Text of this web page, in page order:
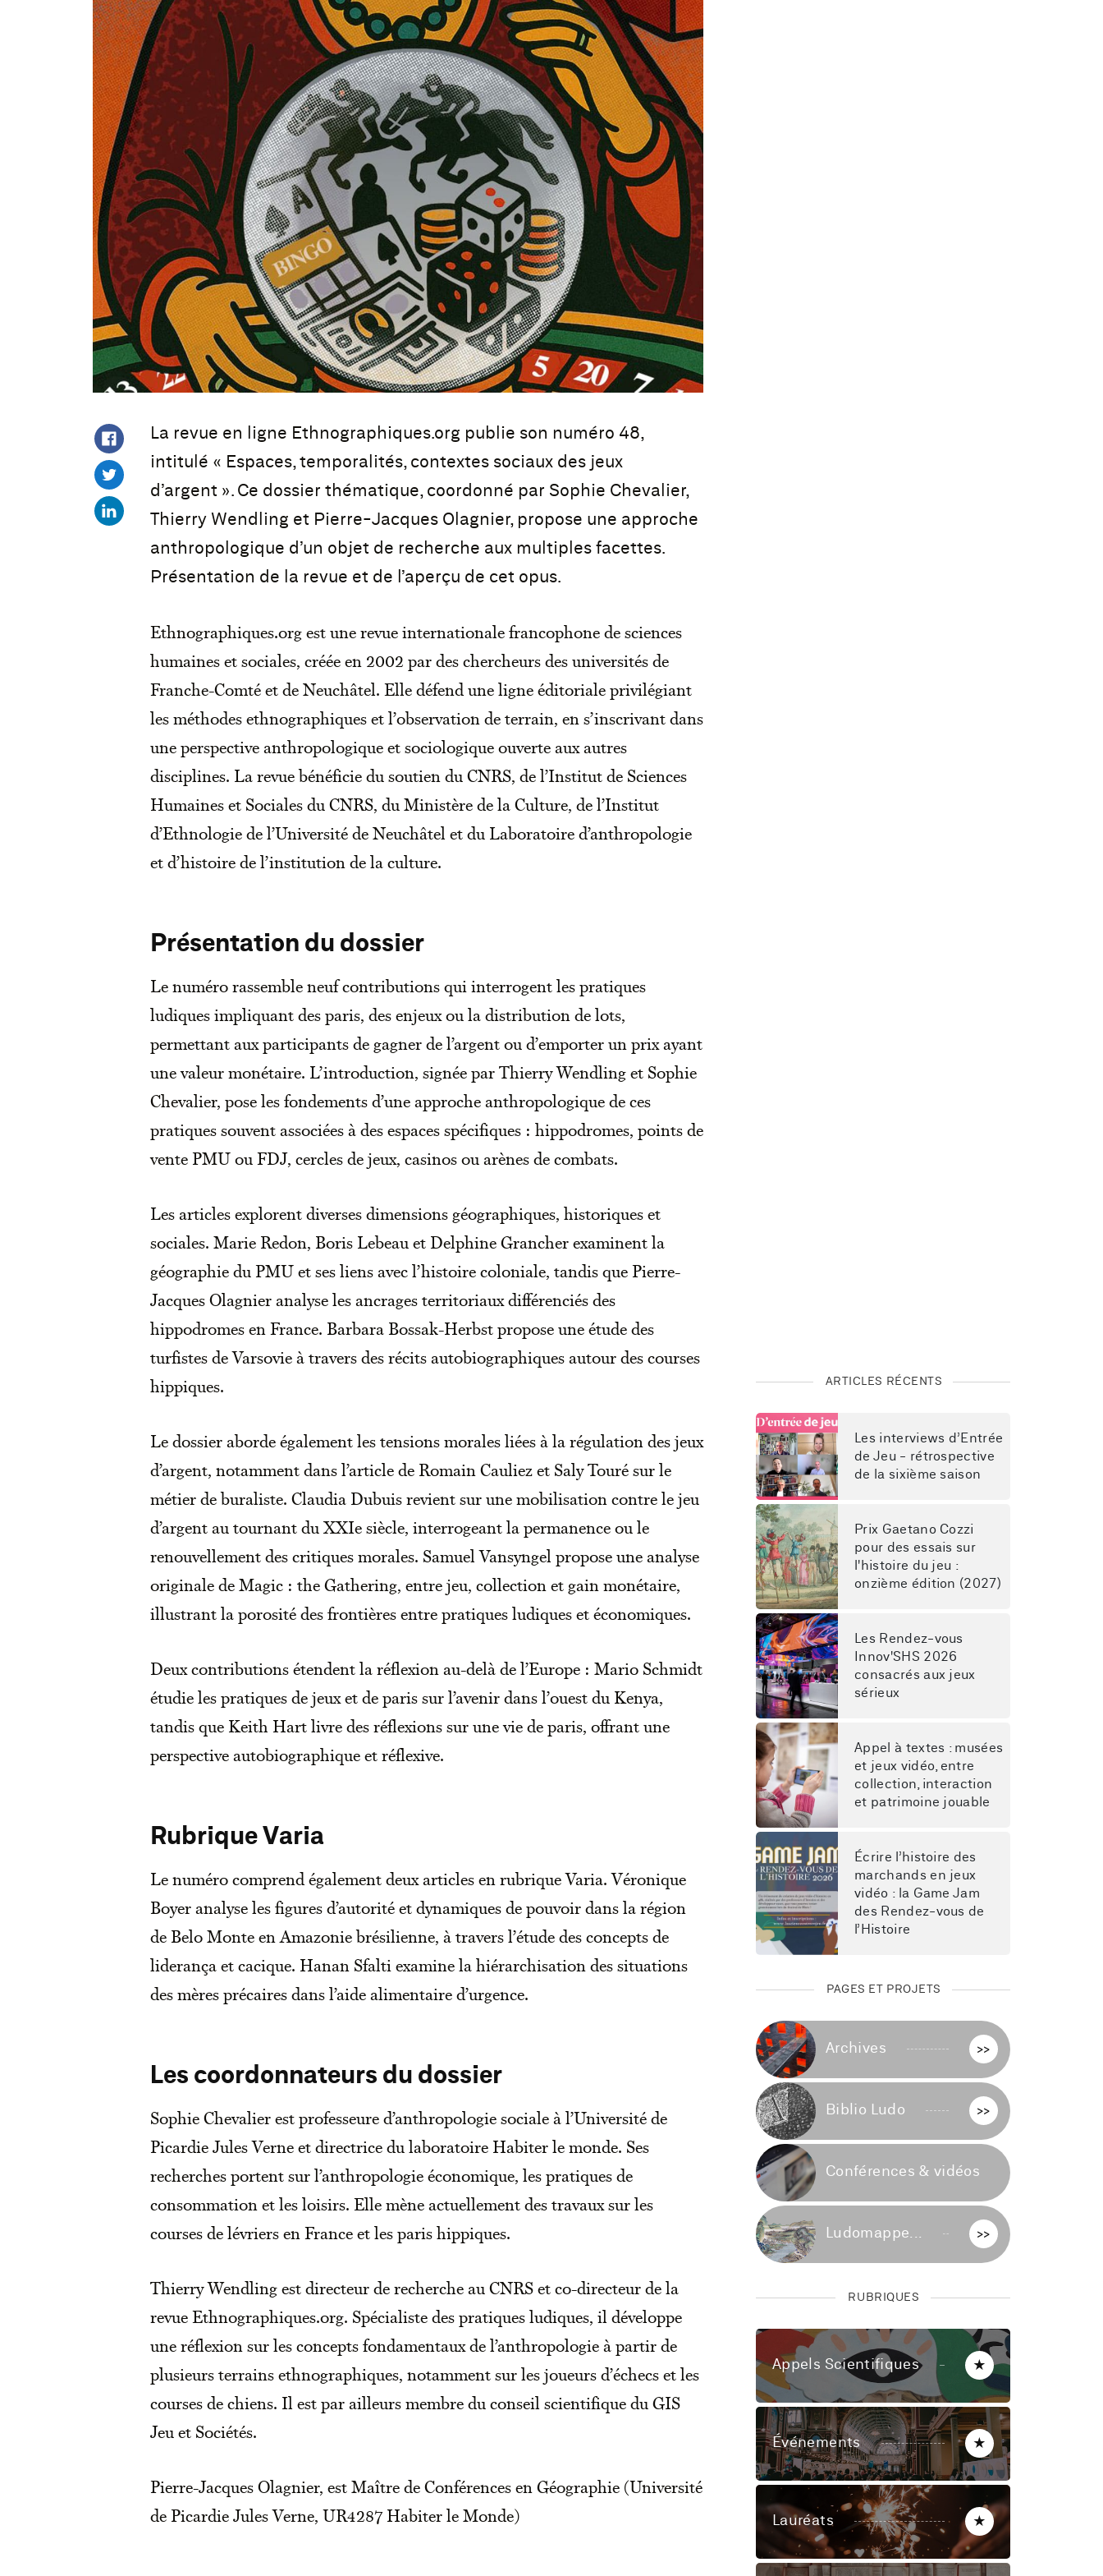
La revue en ligne Ethnographiques.org publie son numéro 48,
intitulé « Espaces, temporalités, contextes sociaux des jeux
d’argent ». Ce dossier thématique, coordonné par Sophie Chevalier,
Thierry Wendling et Pierre-Jacques Olagnier, propose une approche
anthropologique d’un objet de recherche aux multiples facettes.
Présentation de la revue et de l’aperçu de cet opus.
Ethnographiques.org est une revue internationale francophone de sciences
humaines et sociales, créée en 2002 par des chercheurs des universités de
Franche-Comté et de Neuchâtel. Elle défend une ligne éditoriale privilégiant
les méthodes ethnographiques et l’observation de terrain, en s’inscrivant dans
une perspective anthropologique et sociologique ouverte aux autres
disciplines. La revue bénéficie du soutien du CNRS, de l’Institut de Sciences
Humaines et Sociales du CNRS, du Ministère de la Culture, de l’Institut
d’Ethnologie de l’Université de Neuchâtel et du Laboratoire d’anthropologie
et d’histoire de l’institution de la culture.
Présentation du dossier
Le numéro rassemble neuf contributions qui interrogent les pratiques
ludiques impliquant des paris, des enjeux ou la distribution de lots,
permettant aux participants de gagner de l’argent ou d’emporter un prix ayant
une valeur monétaire. L’introduction, signée par Thierry Wendling et Sophie
Chevalier, pose les fondements d’une approche anthropologique de ces
pratiques souvent associées à des espaces spécifiques : hippodromes, points de
vente PMU ou FDJ, cercles de jeux, casinos ou arènes de combats.
Les articles explorent diverses dimensions géographiques, historiques et
sociales. Marie Redon, Boris Lebeau et Delphine Grancher examinent la
géographie du PMU et ses liens avec l’histoire coloniale, tandis que Pierre-
Jacques Olagnier analyse les ancrages territoriaux différenciés des
hippodromes en France. Barbara Bossak-Herbst propose une étude des
turfistes de Varsovie à travers des récits autobiographiques autour des courses
hippiques.
Le dossier aborde également les tensions morales liées à la régulation des jeux
d’argent, notamment dans l’article de Romain Cauliez et Saly Touré sur le
métier de buraliste. Claudia Dubuis revient sur une mobilisation contre le jeu
d’argent au tournant du XXIe siècle, interrogeant la permanence ou le
renouvellement des critiques morales. Samuel Vansyngel propose une analyse
originale de Magic : the Gathering, entre jeu, collection et gain monétaire,
illustrant la porosité des frontières entre pratiques ludiques et économiques.
Deux contributions étendent la réflexion au-delà de l’Europe : Mario Schmidt
étudie les pratiques de jeux et de paris sur l’avenir dans l’ouest du Kenya,
tandis que Keith Hart livre des réflexions sur une vie de paris, offrant une
perspective autobiographique et réflexive.
Rubrique Varia
Le numéro comprend également deux articles en rubrique Varia. Véronique
Boyer analyse les figures d’autorité et dynamiques de pouvoir dans la région
de Belo Monte en Amazonie brésilienne, à travers l’étude des concepts de
liderança et cacique. Hanan Sfalti examine la hiérarchisation des situations
des mères précaires dans l’aide alimentaire d’urgence.
Les coordonnateurs du dossier
Sophie Chevalier est professeure d’anthropologie sociale à l’Université de
Picardie Jules Verne et directrice du laboratoire Habiter le monde. Ses
recherches portent sur l’anthropologie économique, les pratiques de
consommation et les loisirs. Elle mène actuellement des travaux sur les
courses de lévriers en France et les paris hippiques.
Thierry Wendling est directeur de recherche au CNRS et co-directeur de la
revue Ethnographiques.org. Spécialiste des pratiques ludiques, il développe
une réflexion sur les concepts fondamentaux de l’anthropologie à partir de
plusieurs terrains ethnographiques, notamment sur les joueurs d’échecs et les
courses de chiens. Il est par ailleurs membre du conseil scientifique du GIS
Jeu et Sociétés.
Pierre-Jacques Olagnier, est Maître de Conférences en Géographie (Université
de Picardie Jules Verne, UR4287 Habiter le Monde)
ARTICLES RÉCENTS
Les interviews d’Entrée
de Jeu - rétrospective
de la sixième saison
Prix Gaetano Cozzi
pour des essais sur
l'histoire du jeu :
onzième édition (2027)
Les Rendez-vous
Innov'SHS 2026
consacrés aux jeux
sérieux
Appel à textes : musées
et jeux vidéo, entre
collection, interaction
et patrimoine jouable
Écrire l’histoire des
marchands en jeux
vidéo : la Game Jam
des Rendez-vous de
l’Histoire
PAGES ET PROJETS
Archives >>
Biblio Ludo >>
Conférences & vidéos
Ludomappe... >>
RUBRIQUES
Appels Scientifiques ★
Événements ★
Lauréats ★